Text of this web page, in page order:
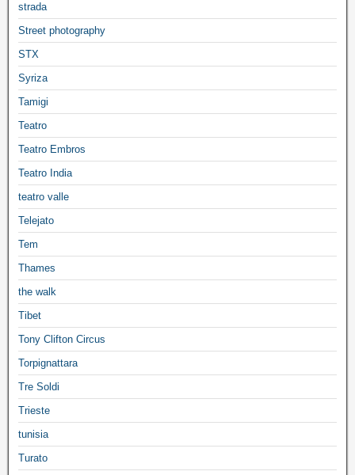
strada
Street photography
STX
Syriza
Tamigi
Teatro
Teatro Embros
Teatro India
teatro valle
Telejato
Tem
Thames
the walk
Tibet
Tony Clifton Circus
Torpignattara
Tre Soldi
Trieste
tunisia
Turato